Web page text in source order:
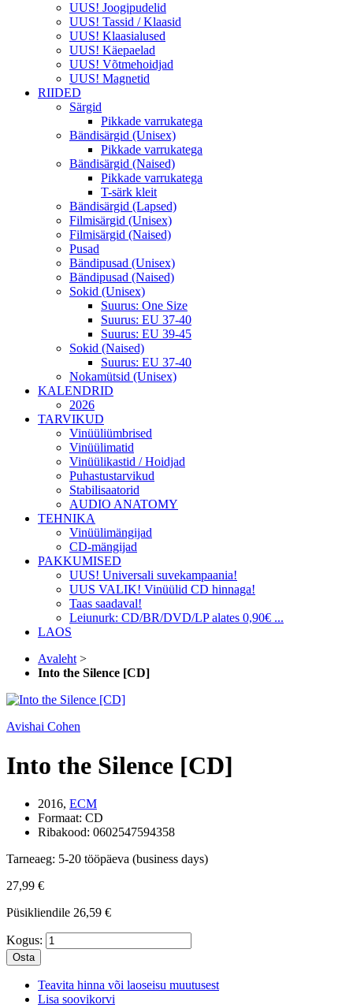
UUS! Joogipudelid
UUS! Tassid / Klaasid
UUS! Klaasialused
UUS! Käepaelad
UUS! Võtmehoidjad
UUS! Magnetid
RIIDED
Särgid
Pikkade varrukatega
Bändisärgid (Unisex)
Pikkade varrukatega
Bändisärgid (Naised)
Pikkade varrukatega
T-särk kleit
Bändisärgid (Lapsed)
Filmisärgid (Unisex)
Filmisärgid (Naised)
Pusad
Bändipusad (Unisex)
Bändipusad (Naised)
Sokid (Unisex)
Suurus: One Size
Suurus: EU 37-40
Suurus: EU 39-45
Sokid (Naised)
Suurus: EU 37-40
Nokamütsid (Unisex)
KALENDRID
2026
TARVIKUD
Vinüüliümbrised
Vinüülimatid
Vinüülikastid / Hoidjad
Puhastustarvikud
Stabilisaatorid
AUDIO ANATOMY
TEHNIKA
Vinüülimängijad
CD-mängijad
PAKKUMISED
UUS! Universali suvekampaania!
UUS VALIK! Vinüülid CD hinnaga!
Taas saadaval!
Leiunurk: CD/BR/DVD/LP alates 0,90€ ...
LAOS
Avaleht >
Into the Silence [CD]
Avishai Cohen
Into the Silence [CD]
2016, ECM
Formaat: CD
Ribakood: 0602547594358
Tarneaeg: 5-20 tööpäeva (business days)
27,99 €
Püsikliendile 26,59 €
Kogus:
Osta
Teavita hinna või laoseisu muutusest
Lisa soovikorvi